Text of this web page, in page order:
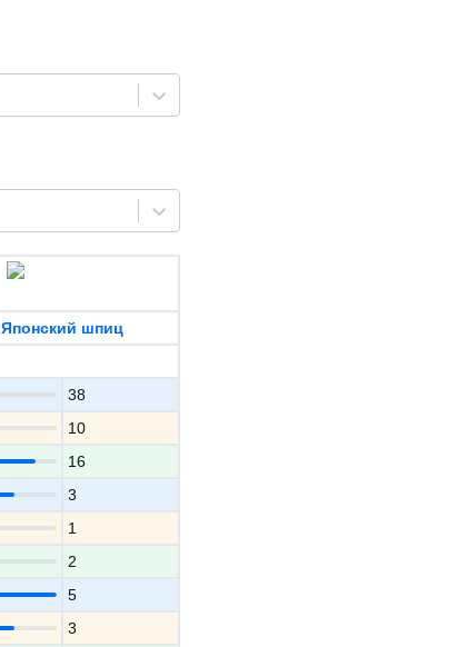
Японский шпиц
38
10
16
3
1
2
5
3